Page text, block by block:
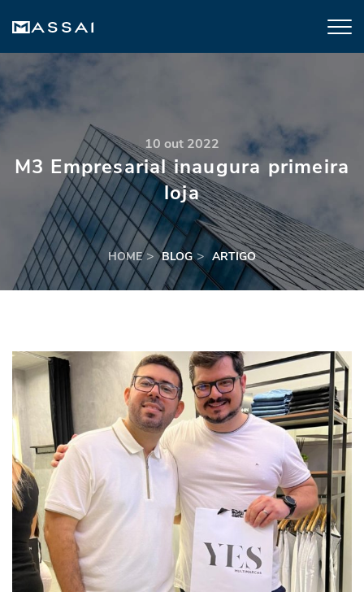
10 out 2022
M3 Empresarial inaugura primeira
loja
HOME BLOG ARTIGO